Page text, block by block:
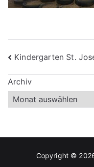
Kindergarten St.
Archiv
Copyright ©